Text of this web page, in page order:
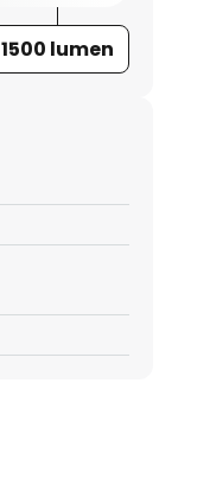
1500 lumen